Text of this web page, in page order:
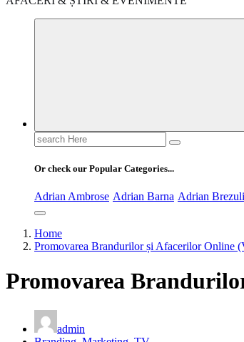
Search
for:
Or check our Popular Categories...
Adrian Ambrose Adrian Barna Adrian
Home
Promovarea Brandurilor și Afacerilor Online
Promovarea
admin